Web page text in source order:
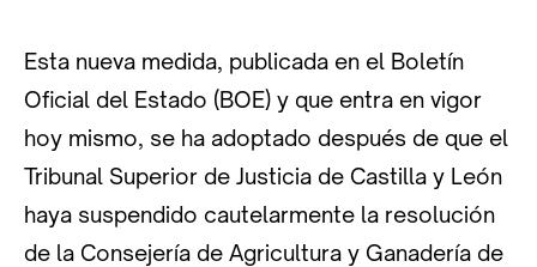
Esta nueva medida, publicada en el Boletín
Oficial del Estado (BOE) y que entra en vigor
hoy mismo, se ha adoptado después de que el
Tribunal Superior de Justicia de Castilla y León
haya suspendido cautelarmente la resolución
de la Consejería de Agricultura y Ganadería de